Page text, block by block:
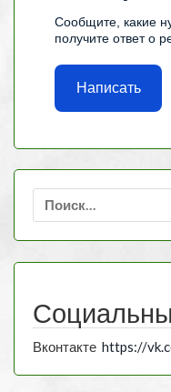
Сообщите, какие
получите ответ о
Написать
Найти:
Вконтакте https://